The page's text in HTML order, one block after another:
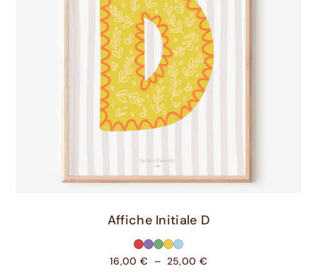
Choix Des Options
Affiche Initiale D
16,00 € – 25,00 €